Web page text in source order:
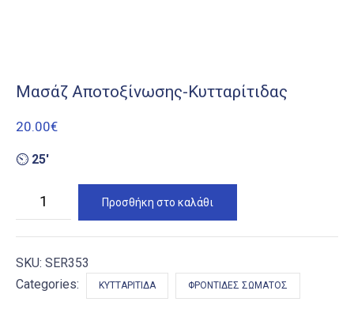
Mασάζ Aποτοξίνωσης-Kυτταρίτιδας
20.00€
⏲ 25′
Προσθήκη στο καλάθι
SKU: SER353
Categories:
ΚΥΤΤΑΡΊΤΙΔΑ ΦΡΟΝΤΊΔΕΣ ΣΏΜΑΤΟΣ